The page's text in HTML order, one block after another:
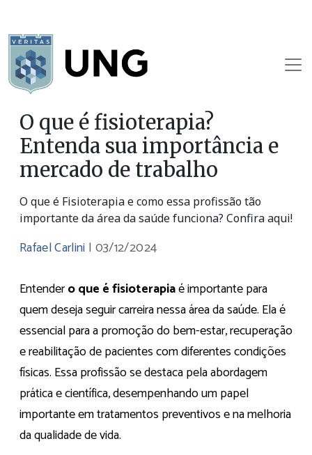
O que é fisioterapia?
Entenda sua importância e
mercado de trabalho
O que é Fisioterapia e como essa profissão tão
importante da área da saúde funciona? Confira aqui!
Rafael Carlini | 03/12/2024
Entendero que é fisioterapiaé importante para
quem deseja seguir carreira nessa área da saúde. Ela é
essencial para a promoção do bem-estar, recuperação
e reabilitação de pacientes com diferentes condições
físicas. Essa profissão se destaca pela abordagem
prática e científica, desempenhando um papel
importante em tratamentos preventivos e na melhoria
da qualidade de vida.